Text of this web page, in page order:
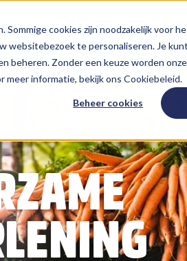
cookies zijn noodzakelijk voor
websitebezoek te personaliseren. Je
beheren. Zonder een keuze worden
meer informatie, bekijk ons Cookiebeleid.
Beheer cookies